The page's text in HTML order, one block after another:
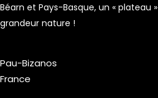
Béarn et Pays-Basque, un « plateau »
grandeur nature !
Pau-Bizanos
France